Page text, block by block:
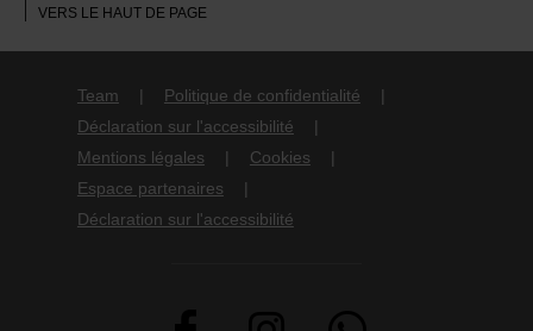
Team
Politique de confidentialité
Déclaration sur l'accessibilité
Mentions légales
Cookies
Espace partenaires
Déclaration sur l'accessibilité
VERS LE HAUT DE PAGE